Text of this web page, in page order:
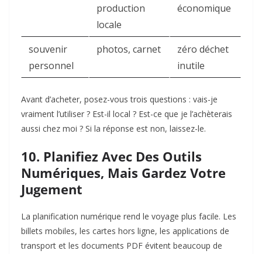
production
locale
économique
souvenir
personnel
photos, carnet
zéro déchet
inutile
Avant d’acheter, posez-vous trois questions : vais-je
vraiment l’utiliser ? Est-il local ? Est-ce que je l’achèterais
aussi chez moi ? Si la réponse est non, laissez-le.
10. Planifiez Avec Des Outils
Numériques, Mais Gardez Votre
Jugement
La planification numérique rend le voyage plus facile. Les
billets mobiles, les cartes hors ligne, les applications de
transport et les documents PDF évitent beaucoup de